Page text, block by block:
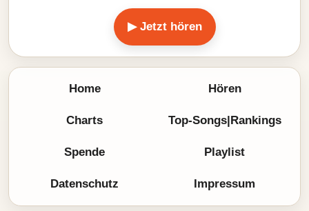
▶ Jetzt hören
Home Hören
Charts Top-Songs|Rankings
Spende Playlist
Datenschutz Impressum